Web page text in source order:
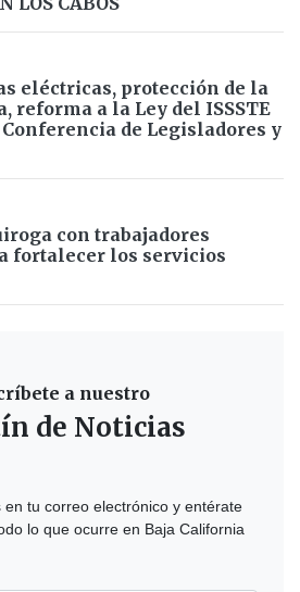
eléctricas, protección de la
reforma a la Ley del ISSSTE
de Legisladores y
con trabajadores
fortalecer los servicios
a nuestro
de Noticias
en tu correo electrónico y entérate
lo que ocurre en Baja California